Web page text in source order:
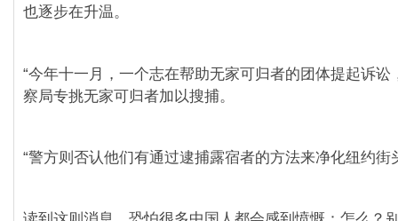
也逐步在升温。
“今年十一月，一个志在帮助无家可归者的团体提起诉讼
察局专挑无家可归者加以搜捕。
“警方则否认他们有通过逮捕露宿者的方法来净化纽约街